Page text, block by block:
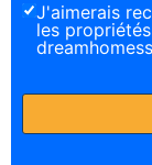
J'aimerais
les